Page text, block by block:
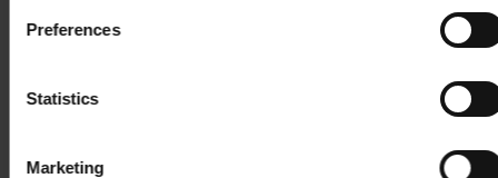
. If you would like to know more how we
process your personal data, please visit our
Preferences
Statistics
Marketing